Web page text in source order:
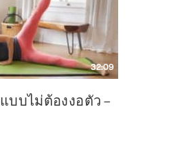
32:09
บไม่ต้องงอตัว –